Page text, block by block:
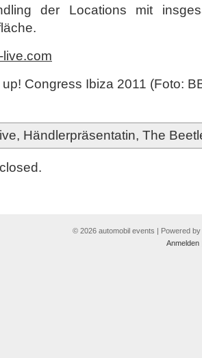
der Locations mit
Congress Ibiza 2011 (Foto:
, Händlerpräsentatin, The
© 2026 automobil events | Powered by
Anmelden|